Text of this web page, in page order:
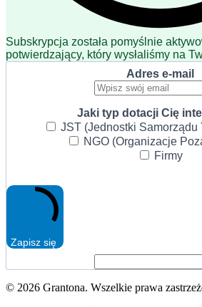
Subskrypcja została pomyślnie
potwierdzający, który wysłaliśmy na
Adres e-mail
Jaki typ dotacji Cię
JST (Jednostki Samorządu
NGO (Organizacje
Firmy
Zapisz się
© 2026 Grantona. Wszelkie prawa